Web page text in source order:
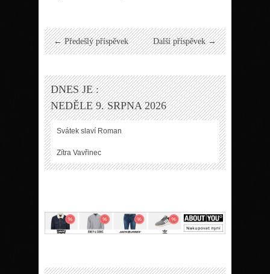
← Předešlý příspěvek Další příspěvek →
DNES JE :
NEDĚLE 9. SRPNA 2026
Svátek slaví Roman
Zítra Vavřinec